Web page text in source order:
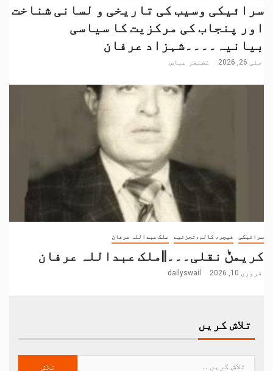
سرائیکی وسیب کی تاریخی و لسانی شناخت
اور پنجاب کی مرکزیت کا سیاسی
بیانیہ۔۔۔۔شہزاد عرفان
مئی 26, 2026 غضنفر عباس
سرائیکی فیچر، کالم،تجزئیے ملک عبداللہ عرفان
کریمݨ نقلی۔۔۔||ملک عبداللہ عرفان
فروری 10, 2026 dailyswail
تلاش کریں